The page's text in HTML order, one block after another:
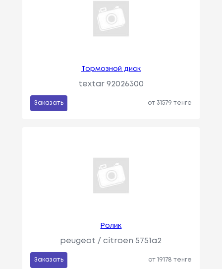
Тормозной диск
textar 92026300
Заказать от 31579 тенге
Ролик
peugeot / citroen 5751a2
Заказать от 19178 тенге